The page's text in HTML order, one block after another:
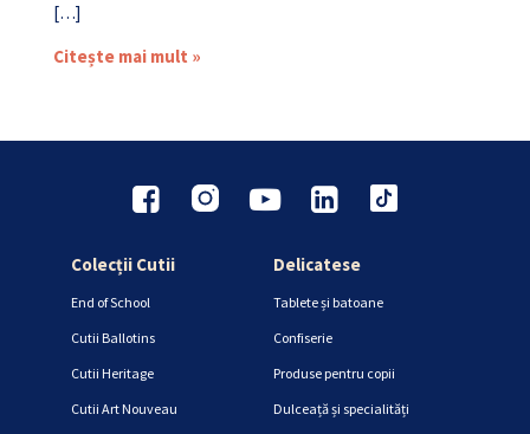
[…]
Citește mai mult »
Colecții Cutii
End of School
Cutii Ballotins
Cutii Heritage
Cutii Art Nouveau
Delicatese
Tablete și batoane
Confiserie
Produse pentru copii
Dulceață și specialități